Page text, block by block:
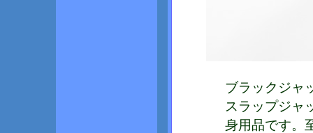
ブラックジャ
スラップジャ
身用品です。